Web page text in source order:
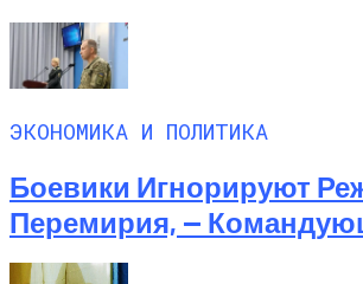
ЭКОНОМИКА И ПОЛИТИКА
Боевики Игнорируют
Перемирия, —